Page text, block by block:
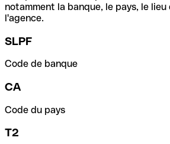
notamment la banque, le pays, le
l'agence.
SLPF
Code de banque
CA
Code du pays
T2